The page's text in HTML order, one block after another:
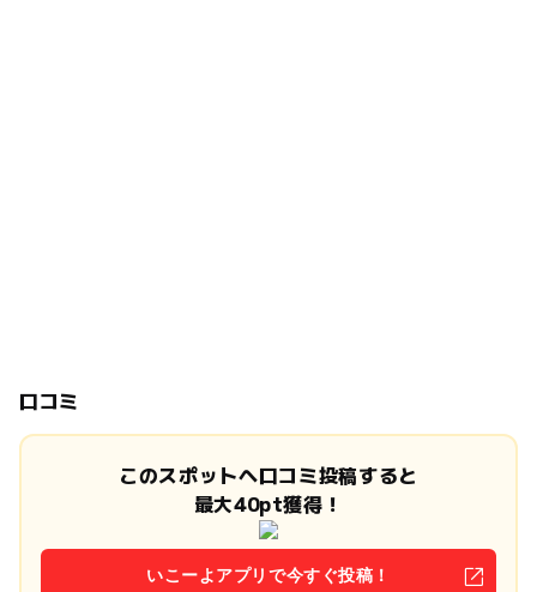
口コミ
このスポットへ口コミ投稿すると
最大40pt獲得！
いこーよアプリで今すぐ投稿！